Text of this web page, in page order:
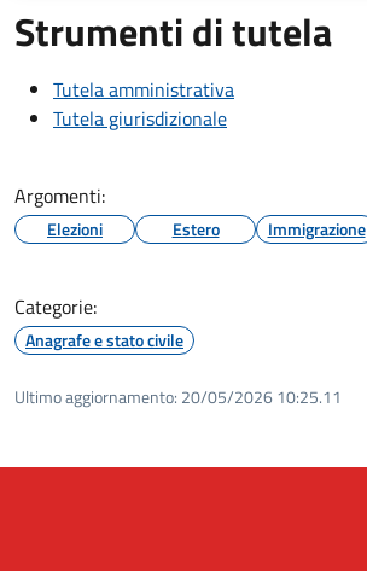
Strumenti di tutela
Tutela amministrativa
Tutela giurisdizionale
Argomenti:
Elezioni Estero Immigrazione
Categorie:
Anagrafe e stato civile
Ultimo aggiornamento: 20/05/2026 10:25.11